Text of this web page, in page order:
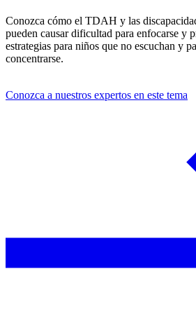
Conozca cómo el TDAH y las
pueden causar dificultad para enfocarse y
estrategias para niños que no escuchan y
concentrarse.
Conozca a nuestros expertos en este tema